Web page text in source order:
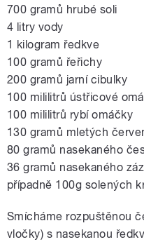
700 gramů hrubé soli
4 litry vody
1 kilogram ředkve
100 gramů řeřichy
200 gramů jarní cibulky
100 mililitrů ústřicové
100 mililitrů rybí omáčky
130 gramů mletých
80 gramů nasekaného
36 gramů nasekaného
případně 100g solených
Smícháme rozpuštěnou
vločky) s nasekanou